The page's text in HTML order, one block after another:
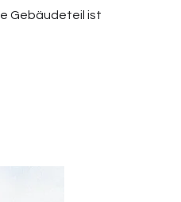
Gebäudeteil ist